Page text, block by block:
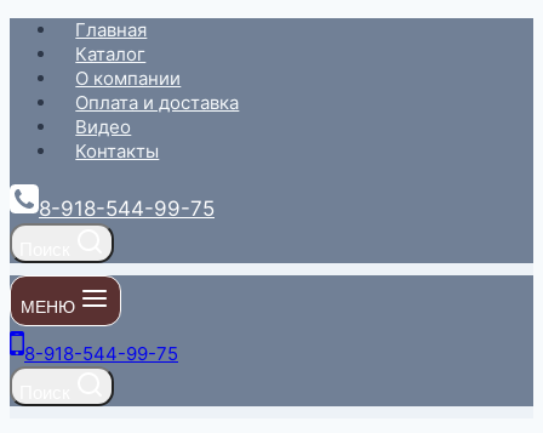
Перейти
содержимому
Главная
Каталог
О компании
Оплата и доставка
Видео
Контакты
8-918-544-99-75
МЕНЮ
8-918-544-99-75